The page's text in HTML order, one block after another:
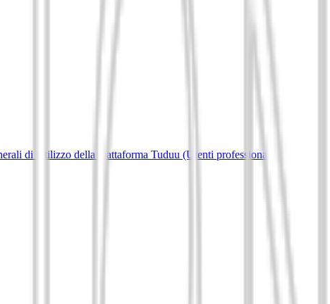
di Utilizzo della piattaforma Tuduu (Utenti professionali)